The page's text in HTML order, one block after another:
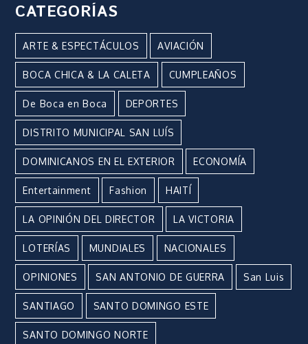
CATEGORÍAS
ARTE & ESPECTÁCULOS AVIACIÓN
BOCA CHICA & LA CALETA CUMPLEAÑOS
De Boca en Boca DEPORTES
DISTRITO MUNICIPAL SAN LUÍS
DOMINICANOS EN EL EXTERIOR ECONOMÍA
Entertainment Fashion HAITÍ
LA OPINIÓN DEL DIRECTOR LA VICTORIA
LOTERÍAS MUNDIALES NACIONALES
OPINIONES SAN ANTONIO DE GUERRA San Luis
SANTIAGO SANTO DOMINGO ESTE
SANTO DOMINGO NORTE